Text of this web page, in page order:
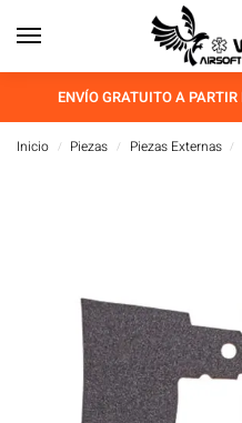
ENVÍO GRATUITO A
Inicio / Piezas / Piezas Externas /